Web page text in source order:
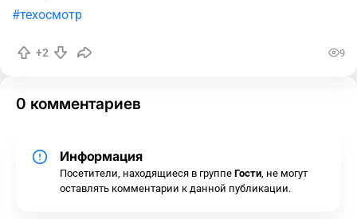
техосмотр
+2 9
0 комментариев
Информация
Посетители, находящиеся в группе Гости, не могут
оставлять комментарии к данной публикации.